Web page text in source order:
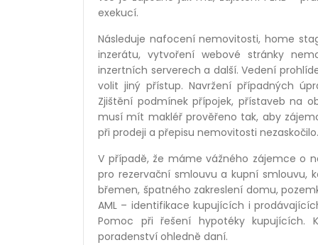
exekucí.
Následuje nafocení nemovitosti, home
inzerátu, vytvoření webové stránky
inzertních serverech a další. Vedení
volit jiný přístup. Navržení případných
Zjištění podmínek přípojek, přístaveb na
musí mít makléř prověřeno tak, aby
při prodeji a přepisu nemovitosti nezaskočilo.
V případě, že máme vážného zájemce o
pro rezervační smlouvu a kupní smlouvu,
břemen, špatného zakreslení domu,
AML – identifikace kupujících i prodávající
Pomoc při řešení hypotéky kupujících.
poradenství ohledně daní.